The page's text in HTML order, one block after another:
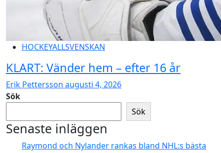
HOCKEYALLSVENSKAN
KLART: Vänder hem – efter 16 år
Erik Pettersson augusti 4, 2026
Sök
Sök
Senaste inläggen
Raymond och Nylander rankas bland NHL:s bästa